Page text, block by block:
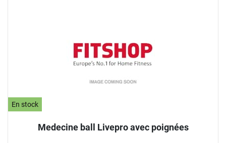
En stock
Medecine ball Livepro avec poignées